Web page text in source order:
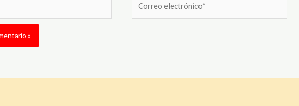
electrónico*